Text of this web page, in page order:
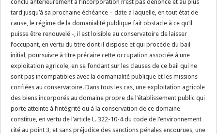
conclu antérieurement à l’incorporation n’est pas dénoncé et au plus
tard jusqu’à sa prochaine échéance – date à laquelle, en tout état de
cause, le régime de la domanialité publique fait obstacle à ce qu’il
puisse être renouvelé -, il est loisible au conservatoire de laisser
l’occupant, en vertu du titre dont il dispose et qui procède du bail
initial, poursuivre à titre précaire cette occupation associée à une
exploitation agricole, en se fondant sur les clauses de ce bail qui ne
sont pas incompatibles avec la domanialité publique et les missions
confiées au conservatoire. Dans tous les cas, une exploitation agricole
des biens incorporés au domaine propre de l’établissement public qui
porte atteinte à l’intégrité ou à la conservation de ce domaine
constitue, en vertu de l’article L. 322-10-4 du code de l’environnement
cité au point 3, et sans préjudice des sanctions pénales encourues, une